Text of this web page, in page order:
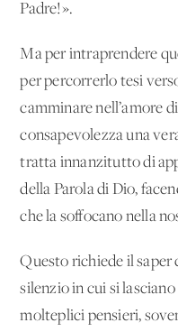
Padre!».
Ma per intraprendere
per percorrerlo tesi
camminare nell’amore
consapevolezza una
tratta innanzitutto di
della Parola di Dio,
che la soffocano nella
Questo richiede il saper
silenzio in cui si
molteplici pensieri,